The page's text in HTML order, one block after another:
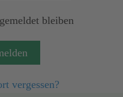
bleiben
vergessen?